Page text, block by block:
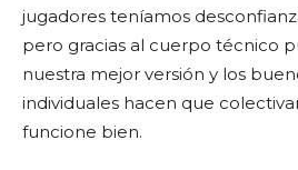
jugadores teníamos
pero gracias al cuerpo técnico
nuestra mejor versión y los
individuales hacen que
funcione bien.